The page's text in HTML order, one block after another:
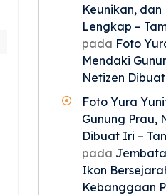
Keunikan, dan
Lengkap –
pada Foto
Mendaki
Netizen
Foto Yura
Gunung Prau,
Dibuat Iri –
pada
Ikon
Kebanggaan